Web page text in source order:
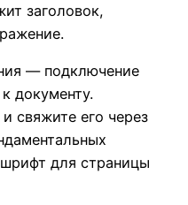
заголовок,
— подключение
документу.
свяжите его через
для страницы